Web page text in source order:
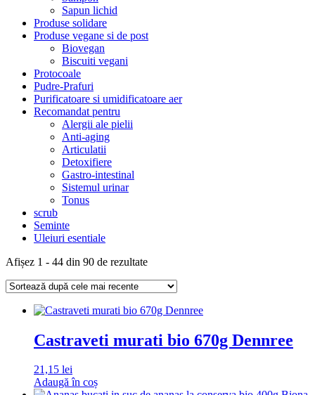
Sapun lichid
Produse solidare
Produse vegane si de post
Biovegan
Biscuiti vegani
Protocoale
Pudre-Prafuri
Purificatoare si umidificatoare aer
Recomandat pentru
Alergii ale pielii
Anti-aging
Articulatii
Detoxifiere
Gastro-intestinal
Sistemul urinar
Tonus
scrub
Seminte
Uleiuri esentiale
Afișez 1 - 44 din 90 de rezultateSortat
recente
Castraveti murati bio 670g Dennree
21,15 lei
Adaugă în coș